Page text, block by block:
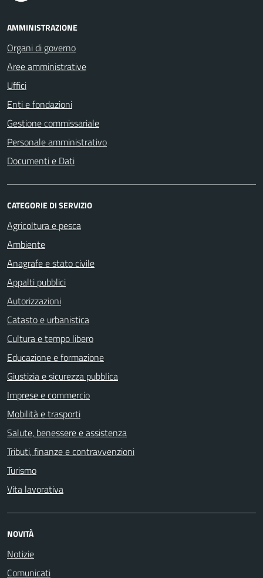
AMMINISTRAZIONE
Organi di governo
Aree amministrative
Uffici
Enti e fondazioni
Gestione commissariale
Personale amministrativo
Documenti e Dati
CATEGORIE DI SERVIZIO
Agricoltura e pesca
Ambiente
Anagrafe e stato civile
Appalti pubblici
Autorizzazioni
Catasto e urbanistica
Cultura e tempo libero
Educazione e formazione
Giustizia e sicurezza pubblica
Imprese e commercio
Mobilità e trasporti
Salute, benessere e assistenza
Tributi, finanze e contravvenzioni
Turismo
Vita lavorativa
NOVITÀ
Notizie
Comunicati